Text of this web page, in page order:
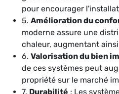
pour encourager
5. Amélioration du
moderne assure une
chaleur, augmentant
6. Valorisation du bien
de ces systèmes peut
propriété sur le marché
7. Durabilité : Les